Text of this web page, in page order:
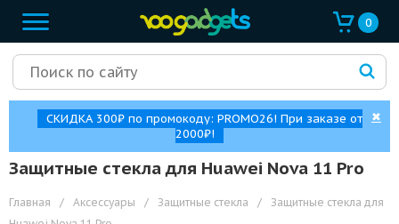
0
СКИДКА 300₽ по промокоду: PROMO26! При заказе от
2000₽!
✖
Защитные стекла для Huawei Nova 11 Pro
Главная / Аксессуары / Защитные стекла /
Защитные стекла для